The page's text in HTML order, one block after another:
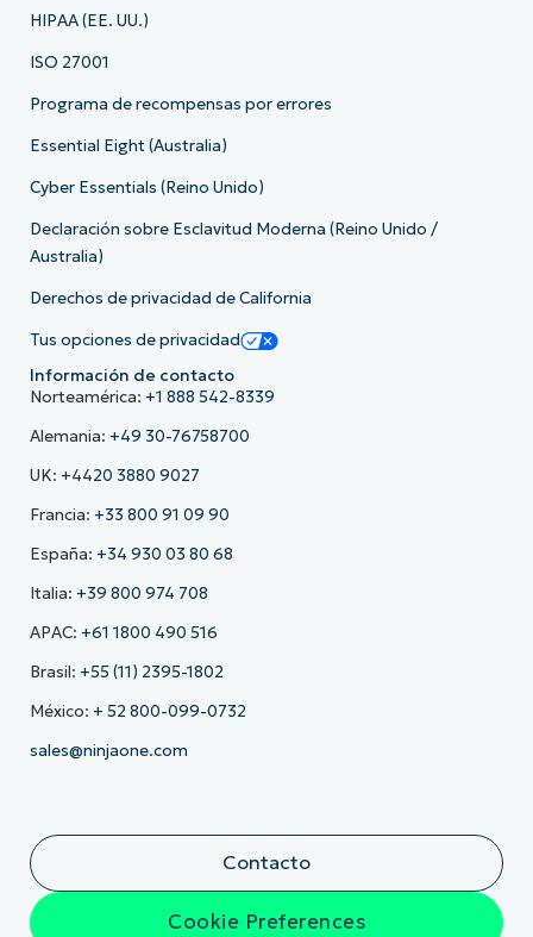
HIPAA (EE. UU.)
ISO 27001
Programa de recompensas por errores
Essential Eight (Australia)
Cyber Essentials (Reino Unido)
Declaración sobre Esclavitud Moderna (Reino Unido /
Australia)
Derechos de privacidad de California
Tus opciones de privacidad
Información de contacto
Norteamérica: +1 888 542-8339
Alemania: +49 30-76758700
UK: +4420 3880 9027
Francia: +33 800 91 09 90
España: +34 930 03 80 68
Italia: +39 800 974 708
APAC: +61 1800 490 516
Brasil: +55 (11) 2395-1802
México: + 52 800-099-0732
sales@ninjaone.com
Contacto
Cookie Preferences